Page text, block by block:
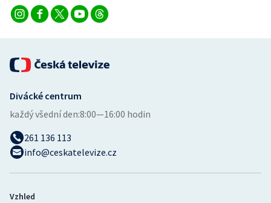
Divácké centrum
každý všední den:8:00—16:00 hodin
261 136 113
info@ceskatelevize.cz
Vzhled